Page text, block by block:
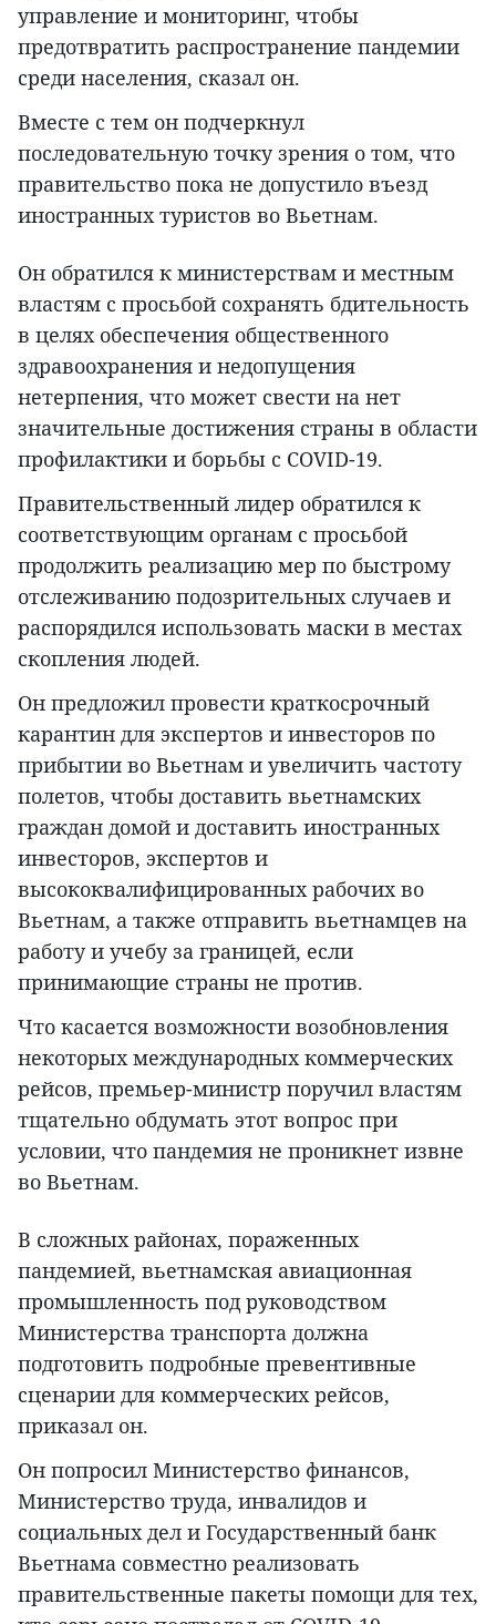
управление и мониторинг, чтобы
предотвратить распространение пандемии
среди населения, сказал он.
Вместе с тем он подчеркнул
последовательную точку зрения о том, что
правительство пока не допустило въезд
иностранных туристов во Вьетнам.
Он обратился к министерствам и местным
властям с просьбой сохранять бдительность
в целях обеспечения общественного
здравоохранения и недопущения
нетерпения, что может свести на нет
значительные достижения страны в области
профилактики и борьбы с COVID-19.
Правительственный лидер обратился к
соответствующим органам с просьбой
продолжить реализацию мер по быстрому
отслеживанию подозрительных случаев и
распорядился использовать маски в местах
скопления людей.
Он предложил провести краткосрочный
карантин для экспертов и инвесторов по
прибытии во Вьетнам и увеличить частоту
полетов, чтобы доставить вьетнамских
граждан домой и доставить иностранных
инвесторов, экспертов и
высококвалифицированных рабочих во
Вьетнам, а также отправить вьетнамцев на
работу и учебу за границей, если
принимающие страны не против.
Что касается возможности возобновления
некоторых международных коммерческих
рейсов, премьер-министр поручил властям
тщательно обдумать этот вопрос при
условии, что пандемия не проникнет извне
во Вьетнам.
В сложных районах, пораженных
пандемией, вьетнамская авиационная
промышленность под руководством
Министерства транспорта должна
подготовить подробные превентивные
сценарии для коммерческих рейсов,
приказал он.
Он попросил Министерство финансов,
Министерство труда, инвалидов и
социальных дел и Государственный банк
Вьетнама совместно реализовать
правительственные пакеты помощи для тех,